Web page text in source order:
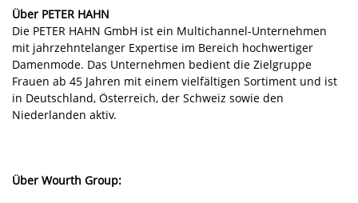
Über PETER HAHN
Die PETER HAHN GmbH ist ein Multichannel-Unternehmen
mit jahrzehntelanger Expertise im Bereich hochwertiger
Damenmode. Das Unternehmen bedient die Zielgruppe
Frauen ab 45 Jahren mit einem vielfältigen Sortiment und ist
in Deutschland, Österreich, der Schweiz sowie den
Niederlanden aktiv.
Über Wourth Group: